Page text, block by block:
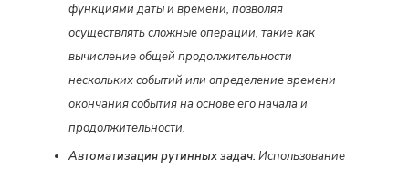
функциями даты и времени, позволяя
осуществлять сложные операции, такие как
вычисление общей продолжительности
нескольких событий или определение времени
окончания события на основе его начала и
продолжительности.
Автоматизация рутинных задач:Использование